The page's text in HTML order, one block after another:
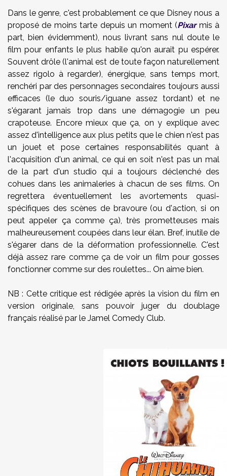
Dans le genre, c'est probablement ce que Disney nous a
proposé de moins tarte depuis un moment (Pixarmis à
part, bien évidemment), nous livrant sans nul doute le
film pour enfants le plus habile qu'on aurait pu espérer.
Souvent drôle (l'animal est de toute façon naturellement
assez rigolo à regarder), énergique, sans temps mort,
renchéri par des personnages secondaires toujours aussi
efficaces (le duo souris/iguane assez tordant) et ne
s'égarant jamais trop dans une démagogie un peu
crapoteuse. Encore mieux que ça, on y explique avec
assez d'intelligence aux plus petits que le chien n'est pas
un jouet et pose certaines responsabilités quant à
l'acquisition d'un animal, ce qui en soit n'est pas un mal
de la part d'un studio qui a toujours déclenché des
cohues dans les animaleries à chacun de ses films. On
regrettera éventuellement les avortements quasi-
spécifiques des scènes de bravoure (ou d'action, si on
peut appeler ça comme ça), très prometteuses mais
malheureusement coupées dans leur élan. Bref, inutile de
s'égarer dans de la déformation professionnelle. C'est
déjà assez rare comme ça de voir un film pour gosses
fonctionner comme sur des roulettes... On aime bien.
NB : Cette critique est rédigée après la vision du film en
version originale, sans pouvoir juger du doublage
français réalisé par le Jamel Comedy Club.